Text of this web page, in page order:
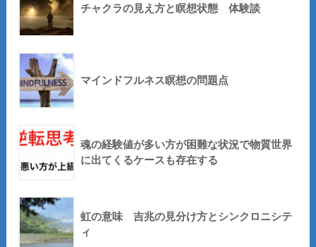
チャクラの見え方と瞑想状態 体験談
マインドフルネス瞑想の問題点
魂の経験値が多い方が困難な状況で物質世界
に出てくるケースも存在する
虹の意味 吉兆の見分け方とシンクロニシテ
ィ